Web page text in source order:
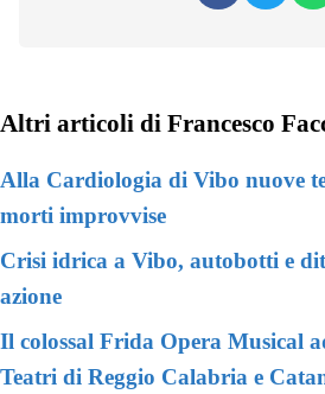
Altri articoli di Francesco
Alla Cardiologia di Vibo nuove
morti improvvise
Crisi idrica a Vibo, autobotti e
azione
Il colossal Frida Opera Musical
Teatri di Reggio Calabria e